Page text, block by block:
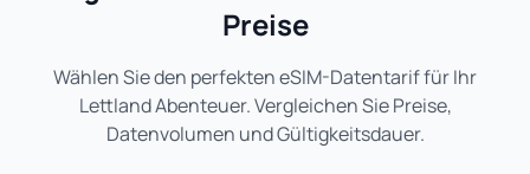
Preise
Wählen Sie den perfekten eSIM-Datentarif für Ihr
Lettland Abenteuer. Vergleichen Sie Preise,
Datenvolumen und Gültigkeitsdauer.